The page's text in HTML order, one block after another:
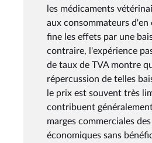
les médicaments
aux consommateurs d'en
fine les effets par une
contraire, l'expérience
de taux de TVA montre
répercussion de telles
le prix est souvent très
contribuent
marges commerciales
économiques sans